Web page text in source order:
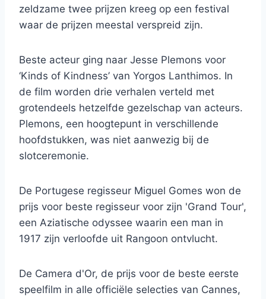
zeldzame twee prijzen kreeg op een festival
waar de prijzen meestal verspreid zijn.
Beste acteur ging naar Jesse Plemons voor
‘Kinds of Kindness’ van Yorgos Lanthimos. In
de film worden drie verhalen verteld met
grotendeels hetzelfde gezelschap van acteurs.
Plemons, een hoogtepunt in verschillende
hoofdstukken, was niet aanwezig bij de
slotceremonie.
De Portugese regisseur Miguel Gomes won de
prijs voor beste regisseur voor zijn 'Grand Tour',
een Aziatische odyssee waarin een man in
1917 zijn verloofde uit Rangoon ontvlucht.
De Camera d'Or, de prijs voor de beste eerste
speelfilm in alle officiële selecties van Cannes,